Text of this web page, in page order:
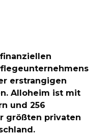
erstrangigen
Alloheim ist mit
und 256
größten privaten